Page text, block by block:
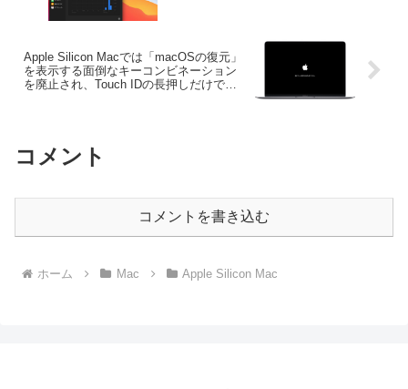
Apple Silicon Macでは「macOSの復元」
を表示する面倒なキーコンビネーション
を廃止され、Touch IDの長押しだけで可
コメント
コメントを書き込む
ホーム Mac Apple Silicon Mac